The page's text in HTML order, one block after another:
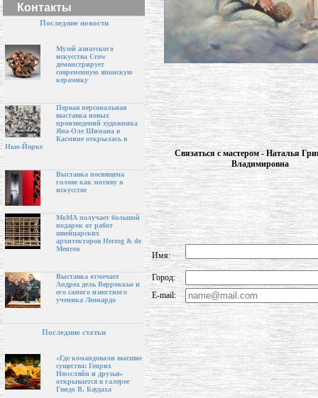
Контакты
Последние новости
Музей азиатского
искусства Crow
демонстрирует
современную японскую
керамику
Первая персональная
выставка новых
произведений художника
Яна-Оле Шимана в
Касмине открылась в
Нью-Йорке
Выставка посвящена
голове как мотиву в
искусстве
МоМА получает большой
подарок от работ
швейцарских
архитекторов Herzog & de
Meuron
Выставка отмечает
Андреа дель Верроккьо и
его самого известного
ученика Леонардо
Последние статьи
«Где командовали высшие
существа: Генрих
Нюссляйн и друзья»
открывается в галерее
Гвидо В. Баудаха
Связаться с мастером - Наталья
Владимировна
Имя:
Город:
E-mail: